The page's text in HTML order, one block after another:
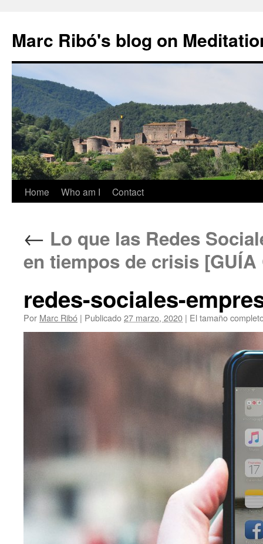
Marc Ribó's blog on
Saltar
contenido
Home Who am I Contact
← Lo que las Redes
en tiempos de crisis [GUÍA
redes-sociales-
Por Marc Ribó | Publicado27 marzo, 2020 | El tamaño